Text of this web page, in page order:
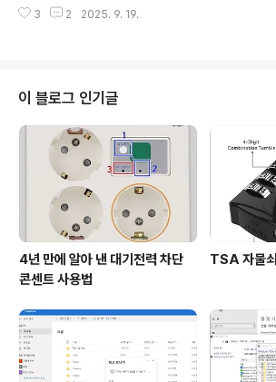
고 전국적으로도 유례를 찾기 힘든 일인데요. 오늘은 창원
17 방송분) 마산-부전 복선 전철 10년째 공사 중 지난 3월
넘게 사업을 완료하지 못하고 있는 마산-부전 복선전철을
올해 일부만이라도 개통할 수 있도록 국토교통부 등 관계
기관과 적극적으로 협의하도록 지시했다고 하는데요. 오늘
은 마산-부전 복선전철 개통 지연과 수도권 GTX 개통 문
제를 함께 생각해보겠습니다. 마산에서 부전역까지 무궁화
호 기차를 타면 1시간 2..
3 2 2025. 9. 19.
이 블로그 인기글
4년 만에 알아 낸 대기전력 차단
콘센트 사용법
TSA 자물